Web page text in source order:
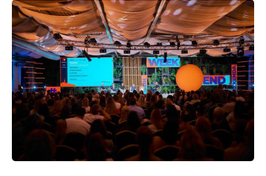
Hrvatska
Kosovo*
Crna Gora
Sjeverna
Makedonija
Srbija
Slovenija
Biznis i
ekonomija
Crna Gora
Sjeverna
Makedonija
Srbija
Slovenija
Biznis i
ekonomija
Poslovne